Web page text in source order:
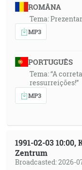
ROMÂNA
Tema:
MP3
PORTUGUÊS
Tema: “A
ressurreições!”
MP3
1991-02-03
Zentrum
Broadcasted: 2026-